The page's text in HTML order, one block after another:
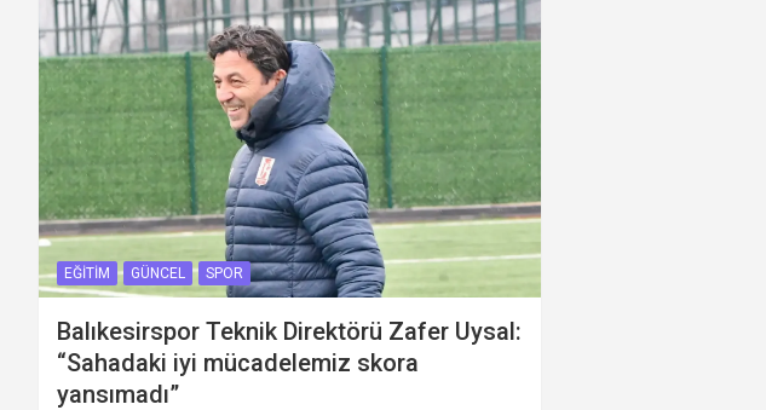
EĞITIM GÜNCEL SPOR
Balıkesirspor Teknik Direktörü Zafer Uysal:
“Sahadaki iyi mücadelemiz skora
yansımadı”